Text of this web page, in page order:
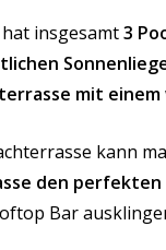
insgesamt3
mit
kann
den
Bar